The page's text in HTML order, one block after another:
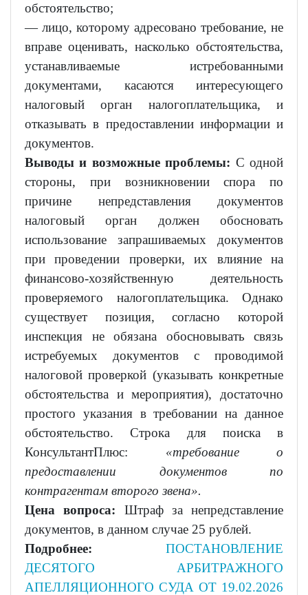
обстоятельство;
— лицо, которому адресовано требование, не
вправе оценивать, насколько обстоятельства,
устанавливаемые истребованными
документами, касаются интересующего
налоговый орган налогоплательщика, и
отказывать в предоставлении информации и
документов.
Выводы и возможные проблемы: С одной
стороны, при возникновении спора по
причине непредставления документов
налоговый орган должен обосновать
использование запрашиваемых документов
при проведении проверки, их влияние на
финансово-хозяйственную деятельность
проверяемого налогоплательщика. Однако
существует позиция, согласно которой
инспекция не обязана обосновывать связь
истребуемых документов с проводимой
налоговой проверкой (указывать конкретные
обстоятельства и мероприятия), достаточно
простого указания в требовании на данное
обстоятельство. Строка для поиска в
КонсультантПлюс: «требование о
предоставлении документов по
контрагентам второго звена».
Цена вопроса: Штраф за непредставление
документов, в данном случае 25 рублей.
Подробнее: ПОСТАНОВЛЕНИЕ
ДЕСЯТОГО АРБИТРАЖНОГО
АПЕЛЛЯЦИОННОГО СУДА ОТ 19.02.2026